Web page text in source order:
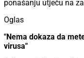
ponašanju utječu na
Oglas
"Nema dokaza da
virusa"